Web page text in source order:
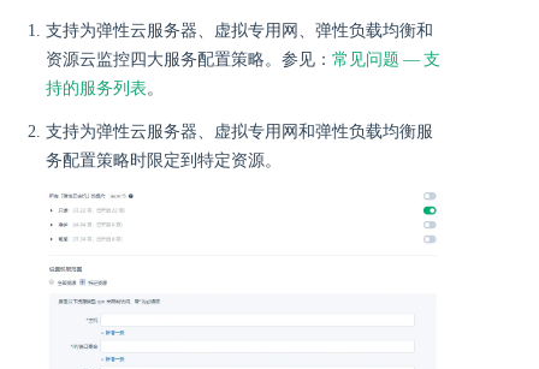
支持为弹性云服务器、虚拟专用网、弹性负载均衡和
资源云监控四大服务配置策略。参见： 常见问题 — 支
持的服务列表 。
支持为弹性云服务器、虚拟专用网和弹性负载均衡服
务配置策略时限定到特定资源。